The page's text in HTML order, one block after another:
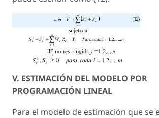
V. ESTIMACIÓN DEL MODELO POR
PROGRAMACIÓN LINEAL
Para el modelo de estimación que se